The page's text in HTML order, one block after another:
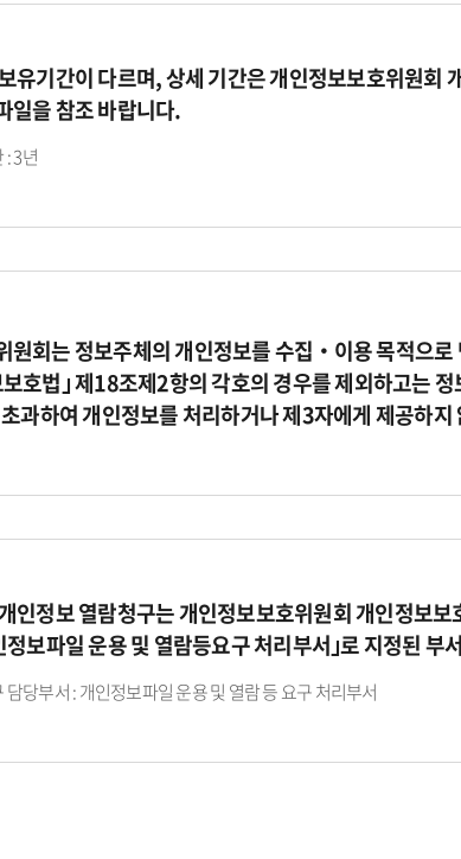
유기간이 다르며, 상세 기간은 개인정보보호위원회
일을 참조 바랍니다.
: 3년
원회는 정보주체의 개인정보를 수집‧이용 목적으로
호법｣ 제18조제2항의 각호의 경우를 제외하고는
과하여 개인정보를 처리하거나 제3자에게 제공하지
인정보 열람청구는 개인정보보호위원회 개인정보
정보파일 운용 및 열람등요구 처리부서｣로 지정된 부
담당부서 : 개인정보파일 운용 및 열람 등 요구 처리부서